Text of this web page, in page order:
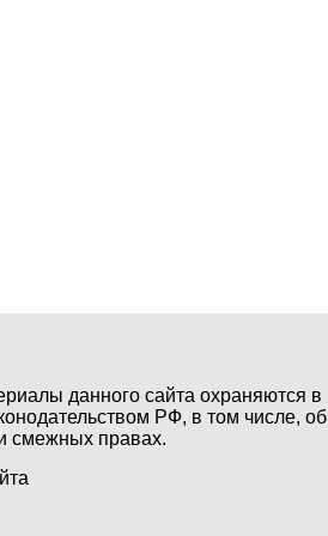
данного сайта охраняются в
РФ, в том числе, об
смежных правах.